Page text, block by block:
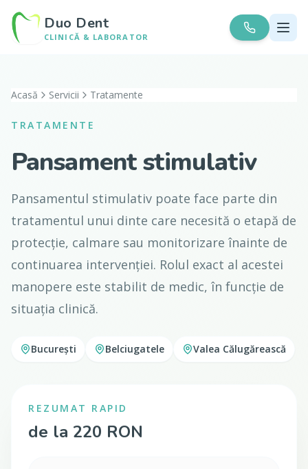
Duo Dent
CLINICĂ & LABORATOR
Acasă Servicii Tratamente
TRATAMENTE
Pansament stimulativ
Pansamentul stimulativ poate face parte din
tratamentul unui dinte care necesită o etapă de
protecție, calmare sau monitorizare înainte de
continuarea intervenției. Rolul exact al acestei
manopere este stabilit de medic, în funcție de
situația clinică.
București Belciugatele Valea Călugărească
REZUMAT RAPID
de la 220 RON